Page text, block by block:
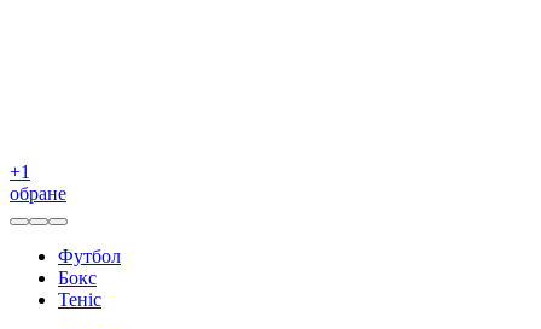
+1
обране
Футбол
Бокс
Теніс